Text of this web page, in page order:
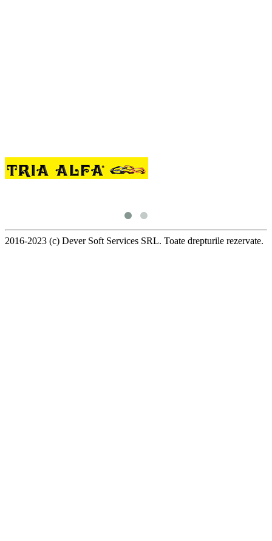
2016-2023 (c) Dever Soft Services SRL. Toate drepturile rezervate.